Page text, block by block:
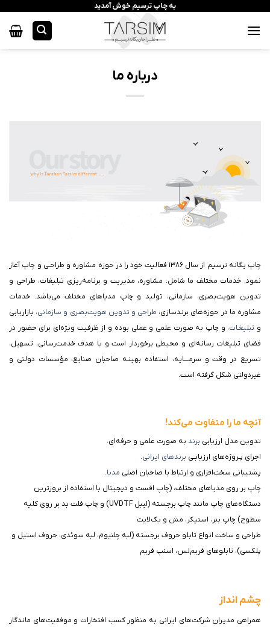
محتوا
به چاپ ترسیم خوش آمدید
درباره ما
چاپ یگانه ترسیم از سال ۱۳۸۶ فعالیت خود را در حوزه مشاوره و طراحـی و چاپ آغاز
نمود. خدمات مختلف ما شامل: مشاوره، مدیریت و برنامه‌ریزی تبلیغات، طراحی و
تدوین هویت‌بصری، سازمانی، تولید و چاپ مدیا‌های مختلف می‌باشد. خدمات
مشاوره ما در حوزه‌های برندسازی، طراحی و تدوین هویت‌بصری و سازمانی، بازاریابی
و تبلیغـات، و چاپ به صورت علمی و عملی بوده و از ظرفيت ويژه‌ای برای حضور در
فضای تبليغات رسانه‌ای و محيطی برخوردار است و با هدف خدمت‌رسانی، تسهيل،
تسريع در وقت و سرمــــايه، استفاده بهينـه صاحبان صنايع، مؤسسات دولتی و
غيردولتی شكل گرفته است.
آنچه ما را متفاوت می‌کند!
تدوین مدل ارزیابی برند به صورت علمی و حرفه‌ا‌ی.
اجرای پـروژه‌های ارزیابـی برندهای ایرانی.
پشتیبانی سخت‌افزاری و ارتباط با صاحبان اصلی مدیا.
چاپ بر روی مدیاهای مختلف، (چاپ افست و دیجیتال با استفاده از بروزترین
دستگاه‌های چاپ مانند چاپ برجسته (لیبل UVDTF) و چاپ فلت بد بر روی کلیه
سطوح) چاپ بنر، استیکر، مش و بک‌لایت
طراحی و ساخت انواع تابلو حروف برجسته (لبه چلنیوم، لبه سوئدی، حروف استیل و
پلکسی)، تابلوهای فریم‌لس، اسنپ فریم
چشم انداز
همراهی مدیران شرکت‌های ایرانی به منظور کسب افتخارات و موفقیت‌های ماندگار